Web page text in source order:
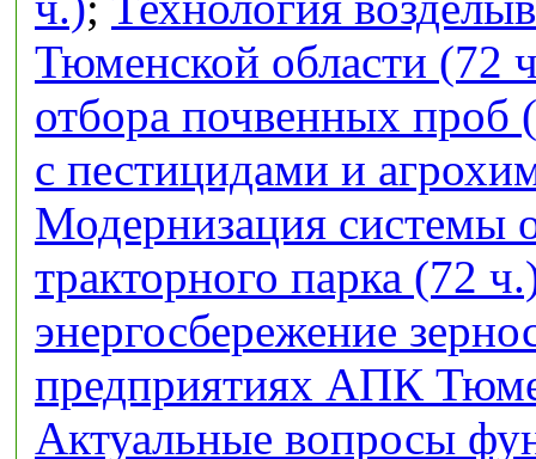
Тюменской области (72
отбора почвенных проб
с пестицидами и
Модернизация системы
тракторного парка (72
энергосбережение
предприятиях АПК
Актуальные вопросы